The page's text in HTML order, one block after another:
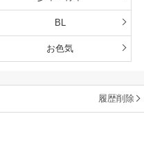
BL
お色気
履歴削除